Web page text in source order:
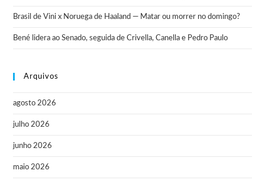
Brasil de Vini x Noruega de Haaland — Matar ou morrer no domingo?
Bené lidera ao Senado, seguida de Crivella, Canella e Pedro Paulo
Arquivos
agosto 2026
julho 2026
junho 2026
maio 2026